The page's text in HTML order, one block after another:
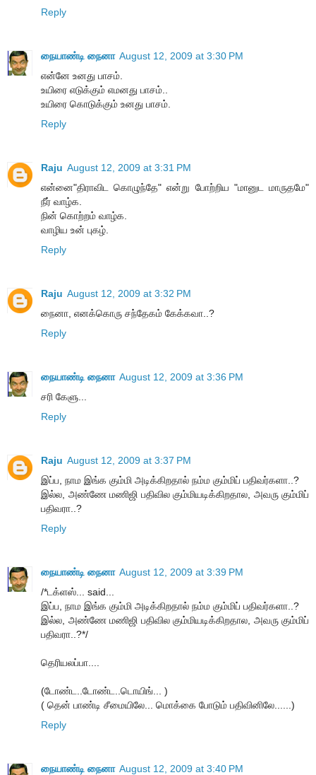
Reply
நையாண்டி நைனா August 12, 2009 at 3:30 PM
என்னே உனது பாசம்.
உயிரை எடுக்கும் எமனது பாசம்..
உயிரை கொடுக்கும் உனது பாசம்.
Reply
Raju August 12, 2009 at 3:31 PM
என்னை"திராவிட கொழுந்தே" என்று போற்றிய "மானுட மாருதமே"
நீர் வாழ்க.
நின் கொற்றம் வாழ்க.
வாழிய உன் புகழ்.
Reply
Raju August 12, 2009 at 3:32 PM
நைனா, எனக்கொரு சந்தேகம் கேக்கவா..?
Reply
நையாண்டி நைனா August 12, 2009 at 3:36 PM
சரி கேளு...
Reply
Raju August 12, 2009 at 3:37 PM
இப்ப, நாம இங்க கும்மி அடிக்கிறதால் நம்ம கும்மிப் பதிவர்களா..?
இல்ல, அண்ணே மணிஜி பதிவில கும்மியடிக்கிறதால, அவரு கும்மிப்
பதிவரா..?
Reply
நையாண்டி நைனா August 12, 2009 at 3:39 PM
/*டக்ளஸ்... said...
இப்ப, நாம இங்க கும்மி அடிக்கிறதால் நம்ம கும்மிப் பதிவர்களா..?
இல்ல, அண்ணே மணிஜி பதிவில கும்மியடிக்கிறதால, அவரு கும்மிப்
பதிவரா..?*/
தெரியலப்பா....
(டோண்ட..டோண்ட..டொயிங்... )
( தென் பாண்டி சீமையிலே... மொக்கை போடும் பதிவினிலே......)
Reply
நையாண்டி நைனா August 12, 2009 at 3:40 PM